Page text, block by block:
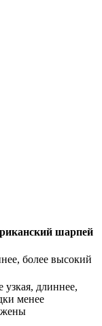
шарпей
более высокий
узкая, длиннее,
менее